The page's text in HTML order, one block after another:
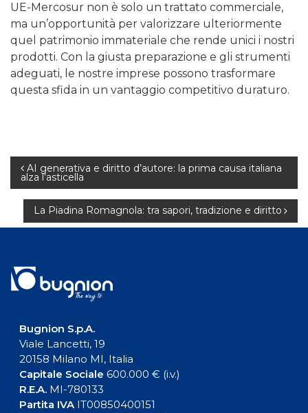
UE-Mercosur non è solo un trattato commerciale,
ma un’opportunità per valorizzare ulteriormente
quel patrimonio immateriale che rende unici i nostri
prodotti. Con la giusta preparazione e gli strumenti
adeguati, le nostre imprese possono trasformare
questa sfida in un vantaggio competitivo duraturo.
Navigazione
articoli
AI generativa e diritto d’autore: la prima causa italiana
alza l’asticella
La Piadina Romagnola: tra sapori, tradizione e diritto
Bugnion S.p.A.
Viale Lancetti, 19
20158 Milano MI, Italia
Capitale Sociale 600.000 € (i.v.)
R.E.A.MI-780133
Partita IVAIT00850400151